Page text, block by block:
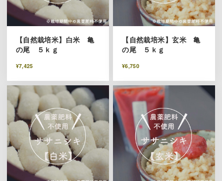
【自然栽培米】白米 亀
の尾 ５ｋｇ
¥7,425
【自然栽培米】玄米 亀
の尾 ５ｋｇ
¥6,750